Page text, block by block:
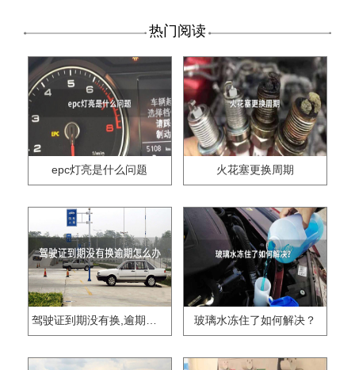
热门阅读
epc灯亮是什么问题 火花塞更换周期
驾驶证到期没有换,逾期怎么办?? 玻璃水冻住了如何解决？